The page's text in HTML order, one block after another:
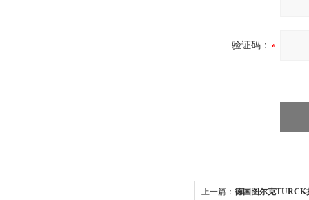
验证码：
上一篇： 德国图尔克TURCK